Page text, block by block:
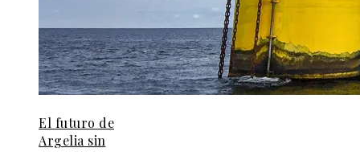
El futuro de
Argelia sin